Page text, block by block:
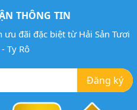
THÔNG TIN
đãi đặc biệt từ Hải Sản Tươi
Ty Rô
Đăng ký